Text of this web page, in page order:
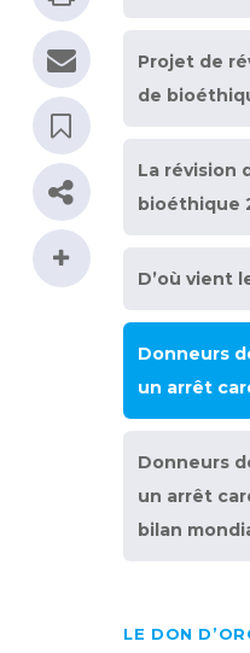
Projet de
de
La révision
bioéthique
D’où vient
Donneurs
un arrêt
Donneurs
un arrêt
bilan
LE DON